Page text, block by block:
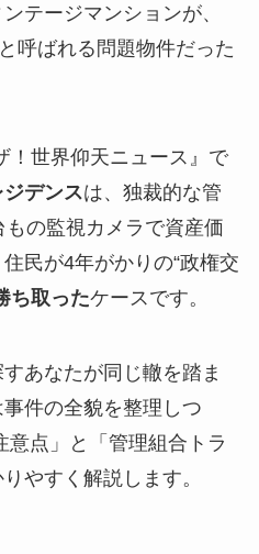
テージマンションが、
呼ばれる問題物件だった
！世界仰天ニュース』で
デンスは、独裁的な管
の監視カメラで資産価
民が4年がかりの“政権交
ち取ったケースです。
あなたが同じ轍を踏ま
件の全貌を整理しつ
点」と「管理組合トラ
やすく解説します。